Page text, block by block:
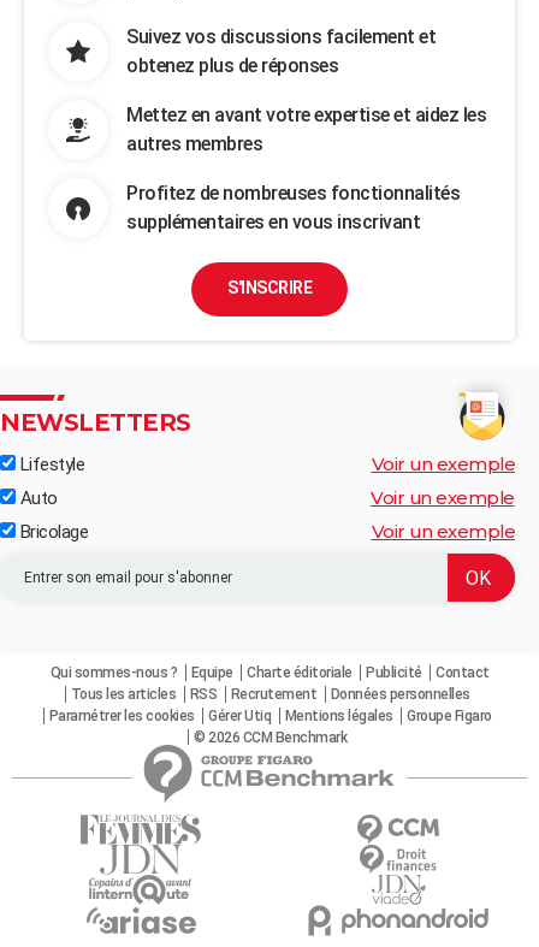
Suivez vos discussions facilement et
obtenez plus de réponses
Mettez en avant votre expertise et aidez les
autres membres
Profitez de nombreuses fonctionnalités
supplémentaires en vous inscrivant
S'INSCRIRE
NEWSLETTERS
Lifestyle Voir un exemple
Auto Voir un exemple
Bricolage Voir un exemple
Qui sommes-nous ? Equipe Charte éditoriale Publicité
Contact
Tous les articles
RSS Recrutement
Données personnelles
Paramétrer les cookies
Gérer Utiq Mentions légales
Groupe Figaro
© 2026 CCM Benchmark